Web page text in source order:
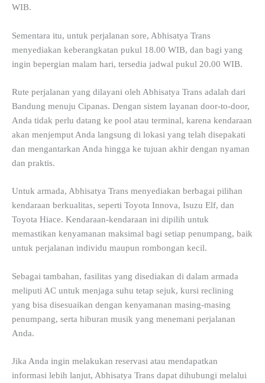
WIB.
Sementara itu, untuk perjalanan sore, Abhisatya Trans
menyediakan keberangkatan pukul 18.00 WIB, dan bagi yang
ingin bepergian malam hari, tersedia jadwal pukul 20.00 WIB.
Rute perjalanan yang dilayani oleh Abhisatya Trans adalah dari
Bandung menuju Cipanas. Dengan sistem layanan door-to-door,
Anda tidak perlu datang ke pool atau terminal, karena kendaraan
akan menjemput Anda langsung di lokasi yang telah disepakati
dan mengantarkan Anda hingga ke tujuan akhir dengan nyaman
dan praktis.
Untuk armada, Abhisatya Trans menyediakan berbagai pilihan
kendaraan berkualitas, seperti Toyota Innova, Isuzu Elf, dan
Toyota Hiace. Kendaraan-kendaraan ini dipilih untuk
memastikan kenyamanan maksimal bagi setiap penumpang, baik
untuk perjalanan individu maupun rombongan kecil.
Sebagai tambahan, fasilitas yang disediakan di dalam armada
meliputi AC untuk menjaga suhu tetap sejuk, kursi reclining
yang bisa disesuaikan dengan kenyamanan masing-masing
penumpang, serta hiburan musik yang menemani perjalanan
Anda.
Jika Anda ingin melakukan reservasi atau mendapatkan
informasi lebih lanjut, Abhisatya Trans dapat dihubungi melalui